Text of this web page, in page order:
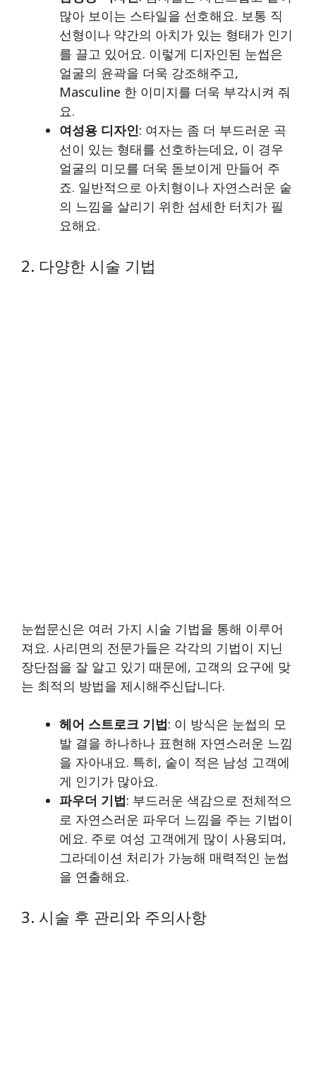
많아 보이는 스타일을 선호해요. 보통 직
선형이나 약간의 아치가 있는 형태가 인기
를 끌고 있어요. 이렇게 디자인된 눈썹은
얼굴의 윤곽을 더욱 강조해주고,
Masculine 한 이미지를 더욱 부각시켜 줘
요.
여성용 디자인: 여자는 좀 더 부드러운 곡
선이 있는 형태를 선호하는데요, 이 경우
얼굴의 미모를 더욱 돋보이게 만들어 주
죠. 일반적으로 아치형이나 자연스러운 숱
의 느낌을 살리기 위한 섬세한 터치가 필
요해요.
2. 다양한 시술 기법
눈썹문신은 여러 가지 시술 기법을 통해 이루어
져요. 사리면의 전문가들은 각각의 기법이 지닌
장단점을 잘 알고 있기 때문에, 고객의 요구에 맞
는 최적의 방법을 제시해주신답니다.
헤어 스트로크 기법: 이 방식은 눈썹의 모
발 결을 하나하나 표현해 자연스러운 느낌
을 자아내요. 특히, 숱이 적은 남성 고객에
게 인기가 많아요.
파우더 기법: 부드러운 색감으로 전체적으
로 자연스러운 파우더 느낌을 주는 기법이
에요. 주로 여성 고객에게 많이 사용되며,
그라데이션 처리가 가능해 매력적인 눈썹
을 연출해요.
3. 시술 후 관리와 주의사항